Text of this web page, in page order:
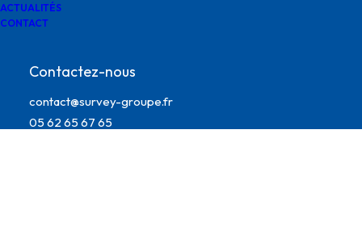
ACTUALITÉS
CONTACT
Contactez-nous
contact@survey-groupe.fr
05 62 65 67 65